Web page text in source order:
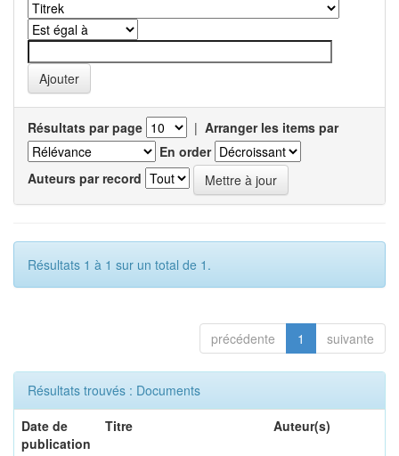
Résultats par page | Arranger les items par
En order
Auteurs par record
Résultats 1 à 1 sur un total de 1.
précédente 1 suivante
Résultats trouvés : Documents
Date de
publication
Titre Auteur(s)